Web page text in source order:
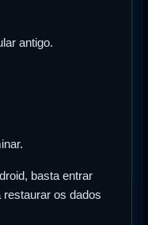
antigo.
basta entrar
os dados